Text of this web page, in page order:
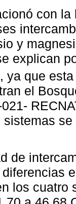
con
y
explican
ya que
el
de
los cuatro